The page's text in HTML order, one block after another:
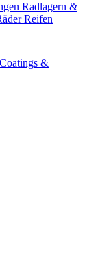
Radlagern &
Reifen
Coatings &